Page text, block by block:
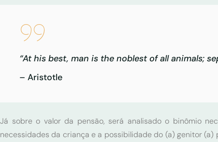
“At his best, man is the noblest of all animals;
– Aristotle
Já sobre o valor da pensão, será analisado o binômio
necessidades da criança e a possibilidade do (a) genitor